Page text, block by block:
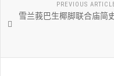
PREVIOUS
雪兰莪巴生椰脚联合庙简